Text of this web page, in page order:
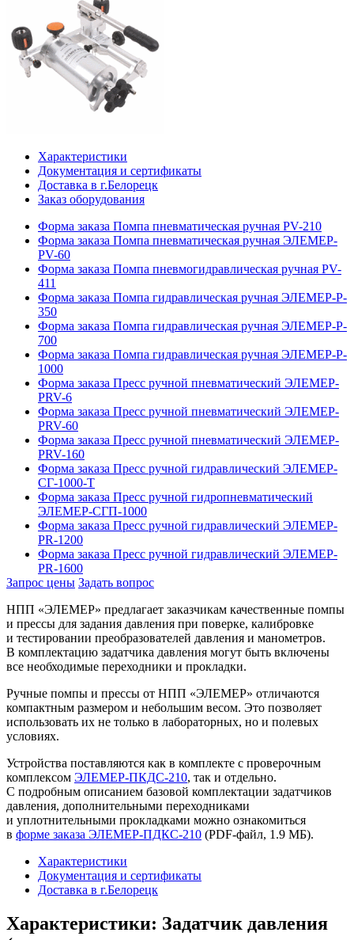
Характеристики
Документация и сертификаты
Доставка в г.Белорецк
Заказ оборудования
Форма заказа Помпа пневматическая ручная PV-210
Форма заказа Помпа пневматическая ручная ЭЛЕМЕР-
PV-60
Форма заказа Помпа пневмогидравлическая ручная PV-
411
Форма заказа Помпа гидравлическая ручная ЭЛЕМЕР-P-
350
Форма заказа Помпа гидравлическая ручная ЭЛЕМЕР-P-
700
Форма заказа Помпа гидравлическая ручная ЭЛЕМЕР-P-
1000
Форма заказа Пресс ручной пневматический ЭЛЕМЕР-
PRV-6
Форма заказа Пресс ручной пневматический ЭЛЕМЕР-
PRV-60
Форма заказа Пресс ручной пневматический ЭЛЕМЕР-
PRV-160
Форма заказа Пресс ручной гидравлический ЭЛЕМЕР-
СГ-1000-Т
Форма заказа Пресс ручной гидропневматический
ЭЛЕМЕР-СГП-1000
Форма заказа Пресс ручной гидравлический ЭЛЕМЕР-
PR-1200
Форма заказа Пресс ручной гидравлический ЭЛЕМЕР-
PR-1600
Запрос цены Задать вопрос
НПП «ЭЛЕМЕР» предлагает заказчикам качественные помпы
и прессы для задания давления при поверке, калибровке
и тестировании преобразователей давления и манометров.
В комплектацию задатчика давления могут быть включены
все необходимые переходники и прокладки.
Ручные помпы и прессы от НПП «ЭЛЕМЕР» отличаются
компактным размером и небольшим весом. Это позволяет
использовать их не только в лабораторных, но и полевых
условиях.
Устройства поставляются как в комплекте с проверочным
комплексом ЭЛЕМЕР-ПКДС-210, так и отдельно.
С подробным описанием базовой комплектации задатчиков
давления, дополнительными переходниками
и уплотнительными прокладками можно ознакомиться
в форме заказа ЭЛЕМЕР-ПДКС-210 (PDF-файл, 1.9 MБ).
Характеристики
Документация и сертификаты
Доставка в г.Белорецк
Характеристики: Задатчик давления